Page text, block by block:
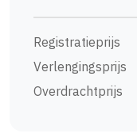
Registratieprijs
Verlengingsprijs
Overdrachtprijs